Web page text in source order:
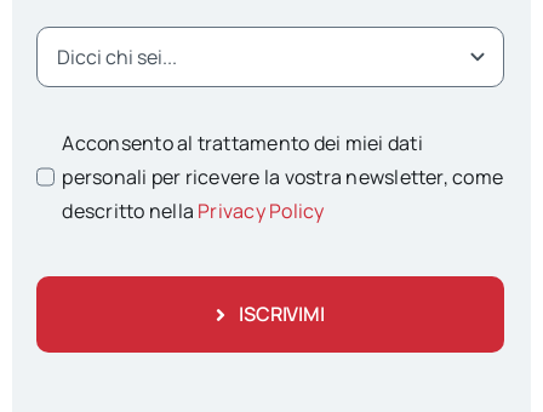
Acconsento al trattamento dei miei dati
personali per ricevere la vostra newsletter, come
descritto nella Privacy Policy
ISCRIVIMI